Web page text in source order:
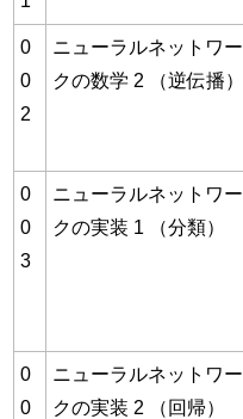
0
0
2
ニューラルネットワー
クの数学 2 （逆伝播）
0
0
3
ニューラルネットワー
クの実装 1 （分類）
0
0
ニューラルネットワー
クの実装 2 （回帰）